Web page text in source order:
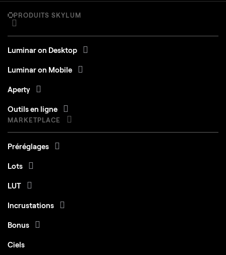
PRODUITS SKYLUM
Luminar on Desktop
Luminar on Mobile
Aperty
Outils en ligne
MARKETPLACE
Préréglages
Lots
LUT
Incrustations
Bonus
Ciels